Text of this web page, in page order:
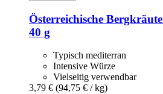
Österreichische
40 g
Typisch mediterran
Intensive Würze
Vielseitig verwendbar
3,79 € (94,75 € / kg)